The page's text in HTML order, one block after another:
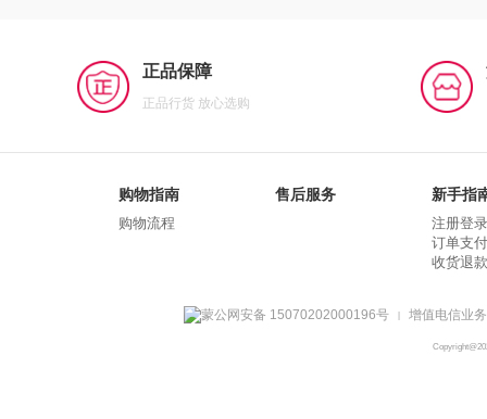
正品保障
正品行货 放心选购
购物指南
购物流程
售后服务 新手指
注册登录
订单支付
收货退款
蒙公网安备 15070202000196号 增值电信业